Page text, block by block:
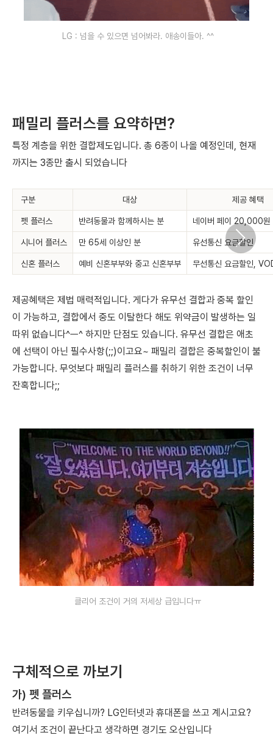
LG : 넘을 수 있으면 넘어봐라. 애송이들아. ^^
패밀리 플러스를 요약하면?
특정 계층을 위한 결합제도입니다. 총 6종이 나올 예정인데, 현재
까지는 3종만 출시 되었습니다
구분 대상 제공 혜택
펫 플러스 반려동물과 함께하시는 분 네이버 페이 20,000원
시니어 플러스 만 65세 이상인 분 유선통신 요금할인
신혼 플러스 예비 신혼부부와 중고 신혼부부 무선통신 요금할인,
제공혜택은 제법 매력적입니다. 게다가 유무선 결합과 중복 할인
이 가능하고, 결합에서 중도 이탈한다 해도 위약금이 발생하는 일
따위 없습니다^ㅡ^ 하지만 단점도 있습니다. 유무선 결합은 애초
에 선택이 아닌 필수사항(;;)이고요~ 패밀리 결합은 중복할인이 불
가능합니다. 무엇보다 패밀리 플러스를 취하기 위한 조건이 너무
잔혹합니다;;
클리어 조건이 거의 저세상 급입니다ㅠ
구체적으로 까보기
가) 펫 플러스
반려동물을 키우십니까? LG인터넷과 휴대폰을 쓰고 계시고요?
여기서 조건이 끝난다고 생각하면 경기도 오산입니다